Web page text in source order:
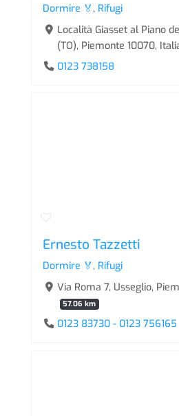
Dormire 🏅 , Rifugi
Località Giasset al Piano
(TO), Piemonte 10070,
0123 738158
Ernesto Tazzetti
Dormire 🏅 , Rifugi
Via Roma 7, Usseglio,
57.06 km
0123 83730 - 0123 756165